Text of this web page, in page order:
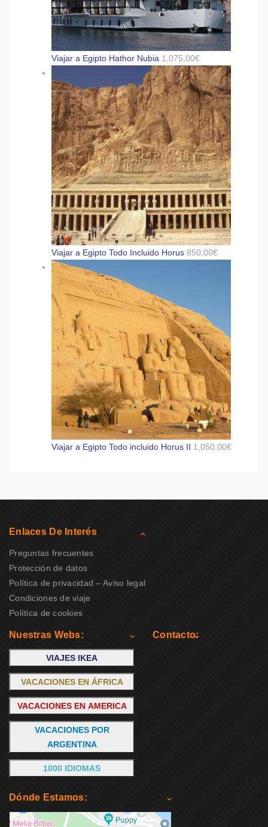
Viajar a Egipto Hathor Nubia 1,075,00€
Viajar a Egipto Todo Incluido Horus 850,00€
Viajar a Egipto Todo incluido Horus II 1,050,00€
Enlaces De Interés
Preguntas frecuentes
Protección de datos
Política de privacidad – Aviso legal
Condiciones de viaje
Política de cookies
Nuestras Webs:
VIAJES IKEA
VACACIONES EN ÁFRICA
VACACIONES EN AMERICA
VACACIONES POR
ARGENTINA
1000 IDIOMAS
Contacto:
Dónde Estamos: